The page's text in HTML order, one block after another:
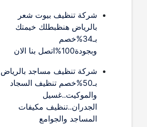
شركة تنظيف بيوت شعر
بالرياض هنظبطلك خيمتك
بـ34%خصم
وبجودة100%اتصل بنا الان
شركة تنظيف مساجد بالرياض
بـ50%خصم تنظيف السجاد
والموكيت..غسيل
الجدران..تنظيف مكيفات
المساجد والجوامع